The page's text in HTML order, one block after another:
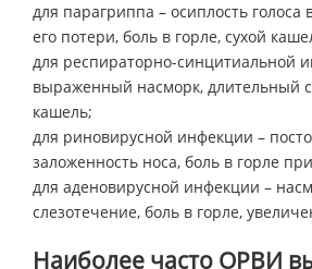
для парагриппа – осиплость голоса
его потери, боль в горле, сухой
для респираторно-синцитиальной
выраженный насморк, длительный
кашель;
для риновирусной инфекции –
заложенность носа, боль в горле
для аденовирусной инфекции –
слезотечение, боль в горле,
Наиболее часто ОРВИ